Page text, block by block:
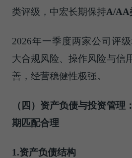
类评级，中宏长期保持A/AA
2026年一季度两家公司评
大合规风险、操作风险与信
善，经营稳健性极强。
（四）资产负债与投资管理
期匹配合理
1.资产负债结构